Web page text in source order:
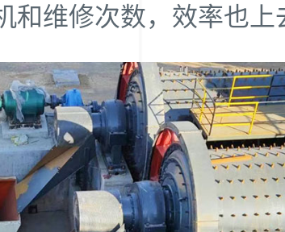
和维修次数，效率也上